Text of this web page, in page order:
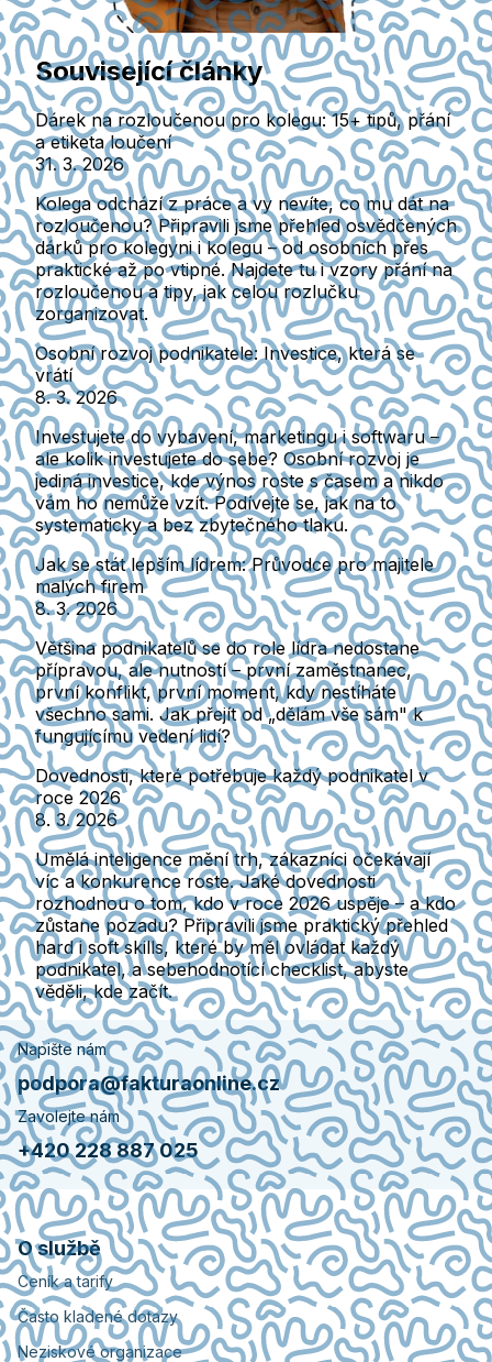
Související články
Dárek na rozloučenou pro kolegu: 15+ tipů, přání
a etiketa loučení
31. 3. 2026
Kolega odchází z práce a vy nevíte, co mu dát na
rozloučenou? Připravili jsme přehled osvědčených
dárků pro kolegyni i kolegu – od osobních přes
praktické až po vtipné. Najdete tu i vzory přání na
rozloučenou a tipy, jak celou rozlučku
zorganizovat.
Osobní rozvoj podnikatele: Investice, která se
vrátí
8. 3. 2026
Investujete do vybavení, marketingu i softwaru –
ale kolik investujete do sebe? Osobní rozvoj je
jediná investice, kde výnos roste s časem a nikdo
vám ho nemůže vzít. Podívejte se, jak na to
systematicky a bez zbytečného tlaku.
Jak se stát lepším lídrem: Průvodce pro majitele
malých firem
8. 3. 2026
Většina podnikatelů se do role lídra nedostane
přípravou, ale nutností – první zaměstnanec,
první konflikt, první moment, kdy nestíháte
všechno sami. Jak přejít od „dělám vše sám" k
fungujícímu vedení lidí?
Dovednosti, které potřebuje každý podnikatel v
roce 2026
8. 3. 2026
Umělá inteligence mění trh, zákazníci očekávají
víc a konkurence roste. Jaké dovednosti
rozhodnou o tom, kdo v roce 2026 uspěje – a kdo
zůstane pozadu? Připravili jsme praktický přehled
hard i soft skills, které by měl ovládat každý
podnikatel, a sebehodnotící checklist, abyste
věděli, kde začít.
Napište nám
podpora@fakturaonline.cz
Zavolejte nám
+420 228 887 025
O službě
Ceník a tarify
Často kladené dotazy
Neziskové organizace